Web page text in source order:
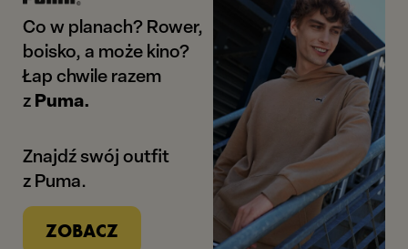
Co w planach? Rower,
boisko, a może kino?
Łap chwile razem
z Puma.
Znajdź swój outfit
z Puma.
ZOBACZ